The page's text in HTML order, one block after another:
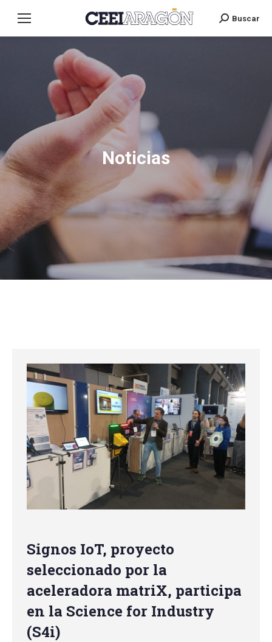
Search:
Buscar
Noticias
Signos IoT, proyecto
seleccionado por la
aceleradora matriX, participa
en la Science for Industry
(S4i)